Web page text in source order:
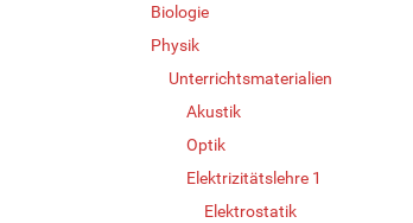
Biologie
Physik
Unterrichtsmaterialien
Akustik
Optik
Elektrizitätslehre 1
Elektrostatik